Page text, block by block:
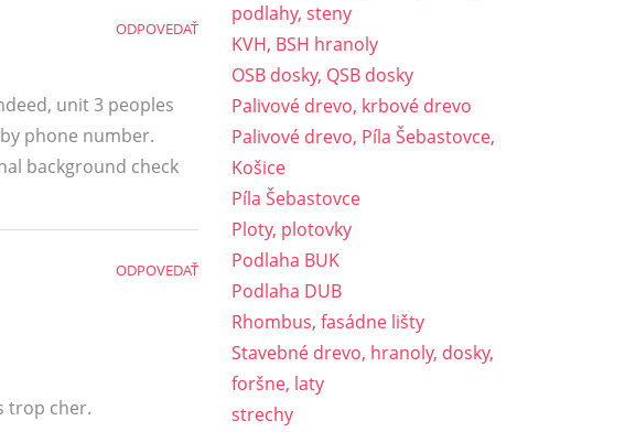
unit 3 peoples
phone number.
background check
ODPOVEDAŤ
trop cher.
ODPOVEDAŤ
podlahy, steny
KVH, BSH hranoly
OSB dosky, QSB dosky
Palivové drevo, krbové drevo
Palivové drevo, Píla Šebastovce,
Košice
Píla Šebastovce
Ploty, plotovky
Podlaha BUK
Podlaha DUB
Rhombus, fasádne lišty
Stavebné drevo, hranoly, dosky,
foršne, laty
strechy